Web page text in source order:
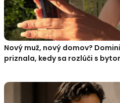
Nový muž, nový domov?
priznala, kedy sa rozlúči s